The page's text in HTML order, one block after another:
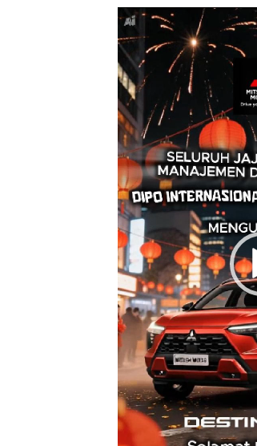
Pemutar
Video